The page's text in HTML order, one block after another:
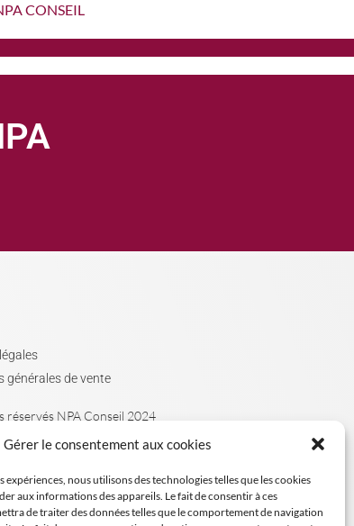
Gérer le consentement aux cookies
nous utilisons des technologies telles que les cookies
aux informations des appareils. Le fait de consentir à ces
de traiter des données telles que le comportement de navigation
CONSEIL
générales de vente
réservés NPA Conseil 2024